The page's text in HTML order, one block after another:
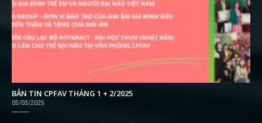
BẢN TIN CPFAV THÁNG 1 + 2/2025
05/03/2025